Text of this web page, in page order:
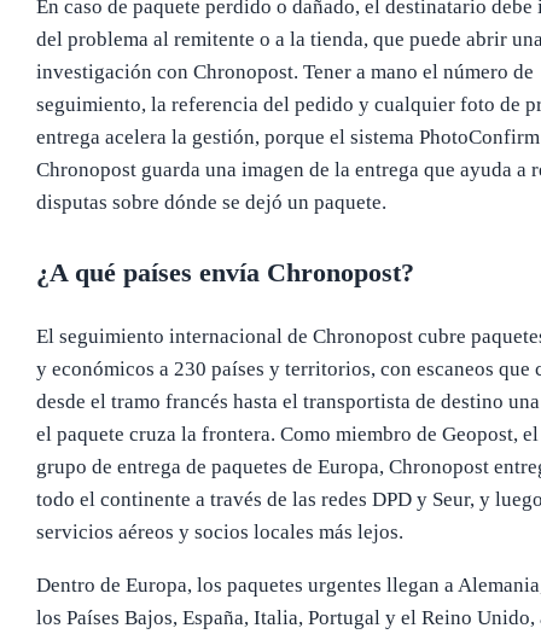
En caso de paquete perdido o dañado, el destinatario
del problema al remitente o a la tienda, que puede abrir
investigación con Chronopost. Tener a mano el número de
seguimiento, la referencia del pedido y cualquier foto de
entrega acelera la gestión, porque el sistema
Chronopost guarda una imagen de la entrega que ayuda a
disputas sobre dónde se dejó un paquete.
¿A qué países envía Chronopost?
El seguimiento internacional de Chronopost cubre
y económicos a 230 países y territorios, con escaneos que
desde el tramo francés hasta el transportista de destino
el paquete cruza la frontera. Como miembro de Geopost,
grupo de entrega de paquetes de Europa, Chronopost
todo el continente a través de las redes DPD y Seur, y
servicios aéreos y socios locales más lejos.
Dentro de Europa, los paquetes urgentes llegan a
los Países Bajos, España, Italia, Portugal y el Reino Unido,